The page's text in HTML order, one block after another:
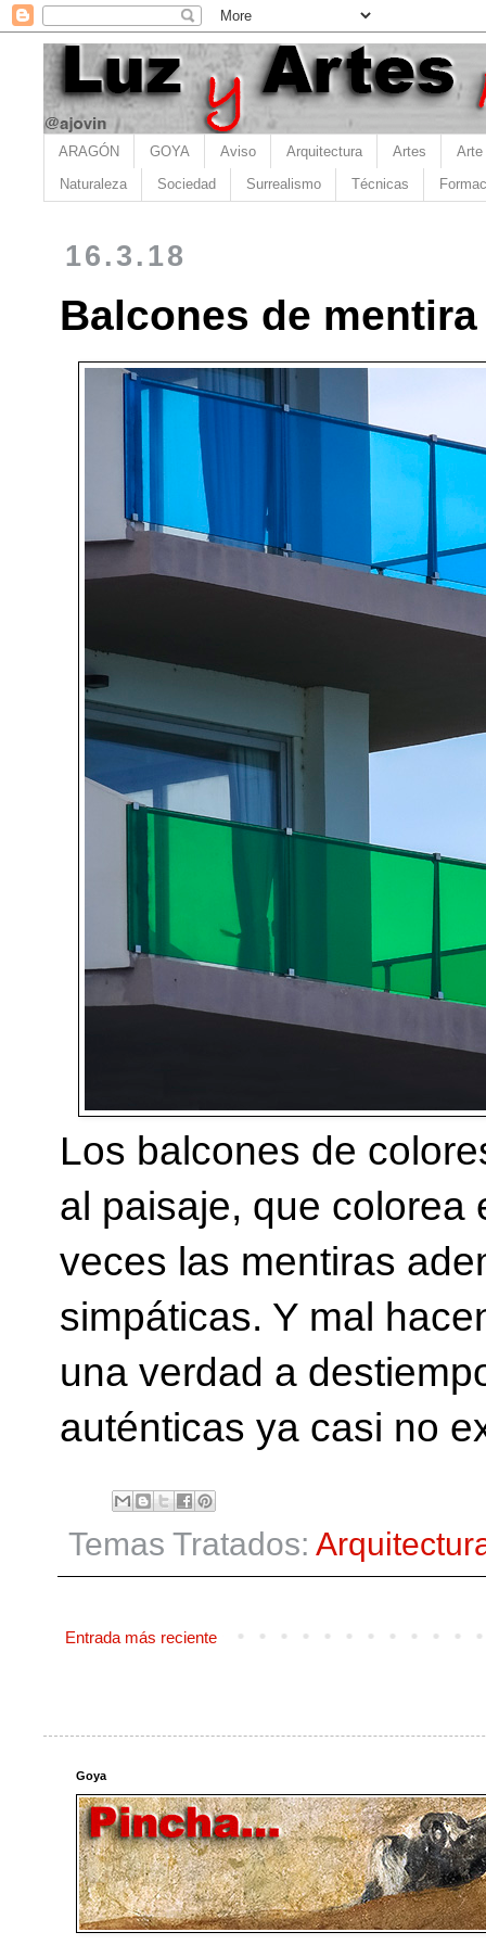
ARAGÓN GOYA Aviso Arquitectura Artes Arte
Naturaleza Sociedad Surrealismo Técnicas
16.3.18
Balcones de
Los balcones de
al paisaje, que colorea
veces las mentiras
simpáticas. Y mal
una verdad a
auténticas ya casi no
Temas Tratados:
Entrada más reciente
Goya